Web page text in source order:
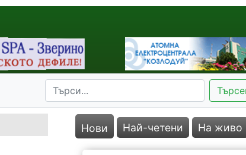
Нови Най-четени На живо